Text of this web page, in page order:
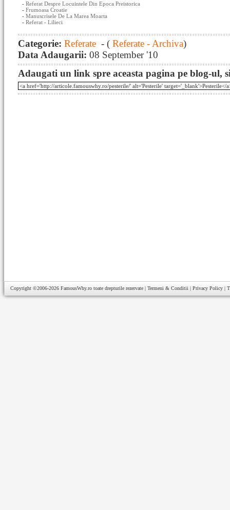
- Referat Despre Locuintele Din Epoca Preistorica
- Frumoasa Croatie
- Manuscrisele De La Marea Moarta
- Referat - Lilieci
Categorie: Referate - ( Referate - Archiva)
Data Adaugarii: 08 September '10
Adaugati un link spre aceasta pagina pe blog-ul,
Copyright ©2006-2026 FamousWhy.ro toate drepturile rezervate | Termeni & Conditii | Privacy Policy |